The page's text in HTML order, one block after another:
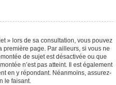
» lors de sa consultation, vous pouvez
page. Par ailleurs, si vous ne
de sujet est désactivée ou que
n’est pas atteint. Il est également
en y répondant. Néanmoins, assurez-
le faisant.